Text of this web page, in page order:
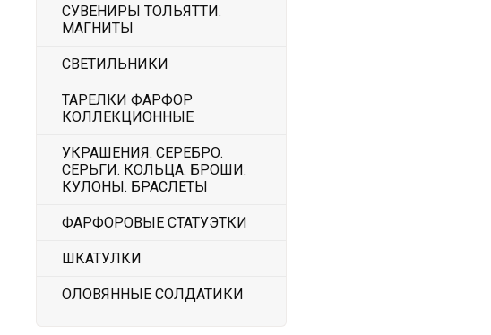
СУВЕНИРЫ ТОЛЬЯТТИ.
МАГНИТЫ
СВЕТИЛЬНИКИ
ТАРЕЛКИ ФАРФОР
КОЛЛЕКЦИОННЫЕ
УКРАШЕНИЯ. СЕРЕБРО.
СЕРЬГИ. КОЛЬЦА. БРОШИ.
КУЛОНЫ. БРАСЛЕТЫ
ФАРФОРОВЫЕ СТАТУЭТКИ
ШКАТУЛКИ
ОЛОВЯННЫЕ СОЛДАТИКИ